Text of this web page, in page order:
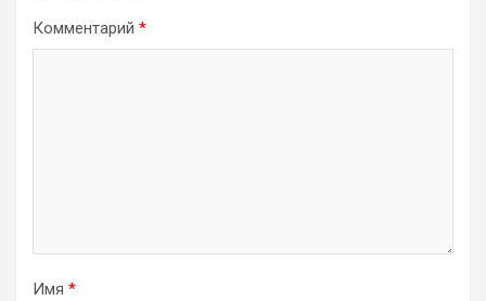
Комментарий *
Имя *